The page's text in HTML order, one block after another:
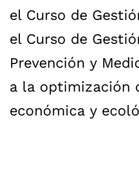
el Curso de
el Curso de
Prevención y
a la optimización
económica y